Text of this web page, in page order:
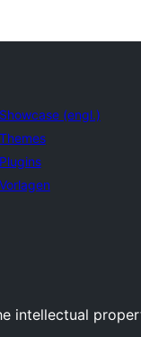
Showcase (engl.)
Themes
Plugins
Vorlagen
intellectual